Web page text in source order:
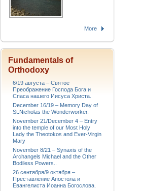
More
Fundamentals of
Orthodoxy
6/19 августа – Святое
Преображение Господа Бога и
Спаса нашего Иисуса Христа.
December 16/19 – Memory Day of
St.Nicholas the Wonderworker.
November 21/December 4 – Entry
into the temple of our Most Holy
Lady the Theotokos and Ever-Virgin
Mary
November 8/21 – Synaxis of the
Archangels Michael and the Other
Bodiless Powers..
26 сентября/9 октября –
Преставление Апостола и
Евангелиста Иоанна Богослова.